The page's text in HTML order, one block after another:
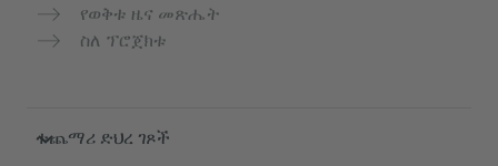
የወቅቱ ዜና መጽሔት
ስለ ፕሮጀክቱ
ተጨማሪ ድህረ ገጾች